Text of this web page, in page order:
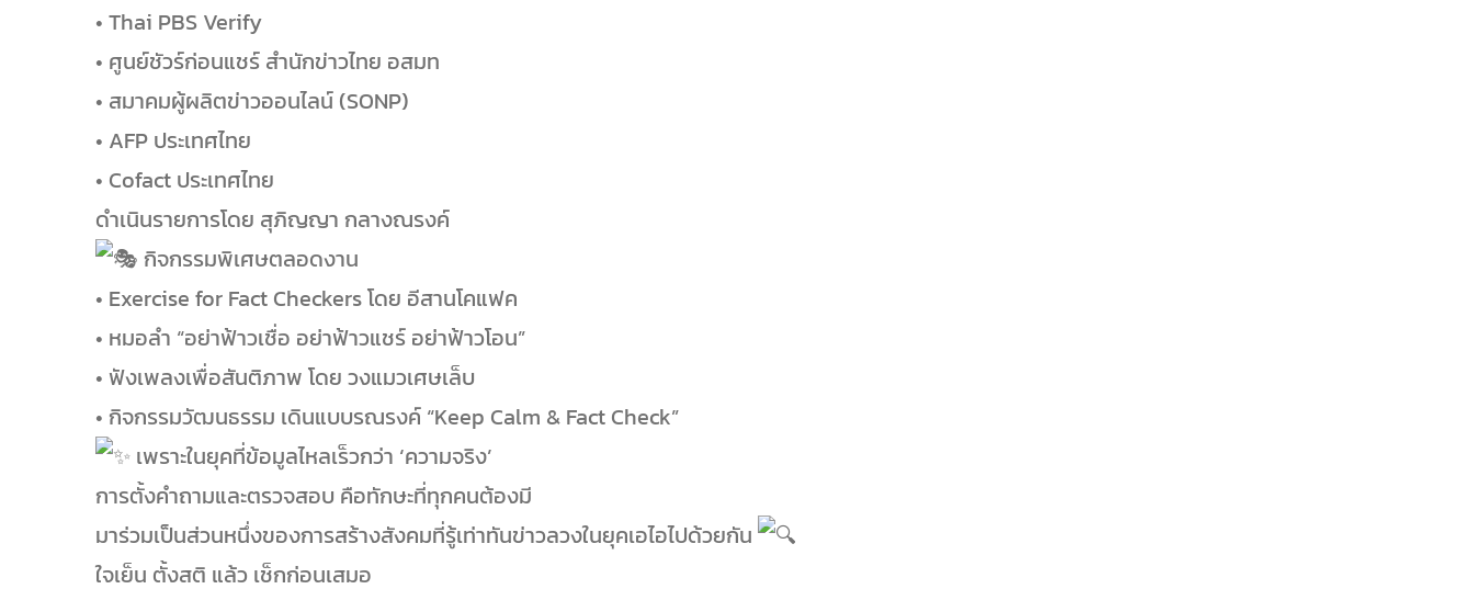
• Thai PBS Verify
• ศูนย์ชัวร์ก่อนแชร์ สำนักข่าวไทย อสมท
• สมาคมผู้ผลิตข่าวออนไลน์ (SONP)
• AFP ประเทศไทย
• Cofact ประเทศไทย
ดำเนินรายการโดย สุภิญญา กลางณรงค์
กิจกรรมพิเศษตลอดงาน
• Exercise for Fact Checkers โดย อีสานโคแฟค
• หมอลำ “อย่าฟ้าวเชื่อ อย่าฟ้าวแชร์ อย่าฟ้าวโอน”
• ฟังเพลงเพื่อสันติภาพ โดย วงแมวเศษเล็บ
• กิจกรรมวัฒนธรรม เดินแบบรณรงค์ “Keep Calm & Fact Check”
เพราะในยุคที่ข้อมูลไหลเร็วกว่า ‘ความจริง’
การตั้งคำถามและตรวจสอบ คือทักษะที่ทุกคนต้องมี
มาร่วมเป็นส่วนหนึ่งของการสร้างสังคมที่รู้เท่าทันข่าวลวงในยุคเอไอไปด้วยกัน
ใจเย็น ตั้งสติ แล้ว เช็กก่อนเสมอ